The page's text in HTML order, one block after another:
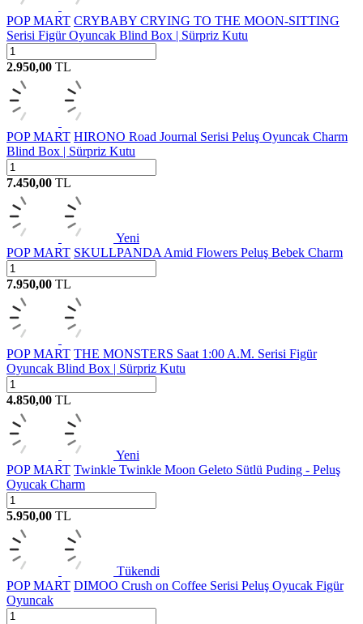
POP MART CRYBABY CRYING TO THE MOON-SITTING
Serisi Figür Oyuncak Blind Box | Sürpriz Kutu
2.950,00 TL
POP MART HIRONO Road Journal Serisi Peluş Oyuncak Charm
Blind Box | Sürpriz Kutu
7.450,00 TL
Yeni
POP MART SKULLPANDA Amid Flowers Peluş Bebek Charm
7.950,00 TL
POP MART THE MONSTERS Saat 1:00 A.M. Serisi Figür
Oyuncak Blind Box | Sürpriz Kutu
4.850,00 TL
Yeni
POP MART Twinkle Twinkle Moon Geleto Sütlü Puding - Peluş
Oyucak Charm
5.950,00 TL
Tükendi
POP MART DIMOO Crush on Coffee Serisi Peluş Oyucak Figür
Oyuncak